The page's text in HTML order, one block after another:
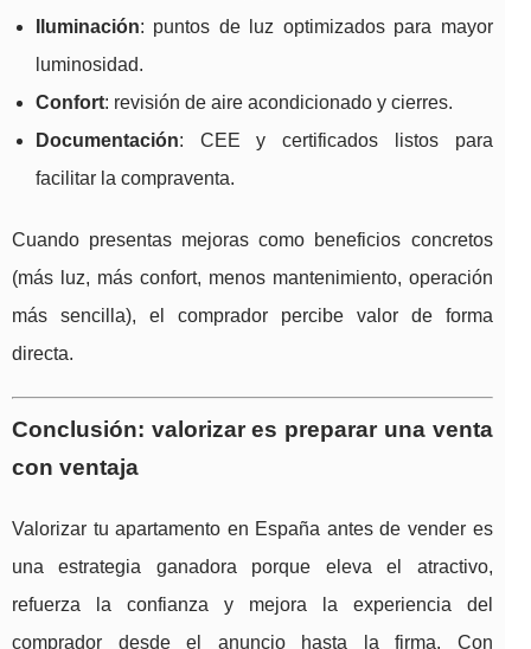
Iluminación: puntos de luz optimizados para mayor
luminosidad.
Confort: revisión de aire acondicionado y cierres.
Documentación: CEE y certificados listos para
facilitar la compraventa.
Cuando presentas mejoras como beneficios concretos
(más luz, más confort, menos mantenimiento, operación
más sencilla), el comprador percibe valor de forma
directa.
Conclusión: valorizar es preparar una venta
con ventaja
Valorizar tu apartamento en España antes de vender es
una estrategia ganadora porque eleva el atractivo,
refuerza la confianza y mejora la experiencia del
comprador desde el anuncio hasta la firma. Con